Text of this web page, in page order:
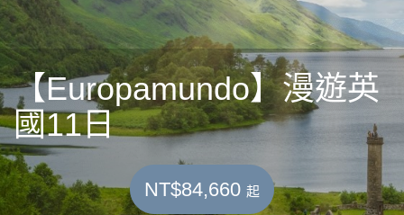
【Europamundo】漫遊英
國11日
NT$84,660 起